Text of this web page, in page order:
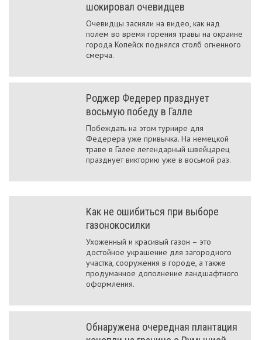
шокировал очевидцев
Очевидцы засняли на видео, как над
полем во время горения травы на окраине
города Копейск поднялся столб огненного
смерча.
Роджер Федерер празднует
восьмую победу в Галле
Побеждать на этом турнире для
Федерера уже привычка. На немецкой
траве в Галее легендарный швейцарец
празднует викторию уже в восьмой раз.
Как не ошибиться при выборе
газонокосилки
Ухоженный и красивый газон – это
достойное украшение для загородного
участка, сооружения в городе, а также
продуманное дополнение ландшафтного
оформления.
Обнаружена очередная плантация